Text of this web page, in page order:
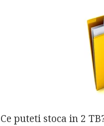
Ce puteti stoca in 2